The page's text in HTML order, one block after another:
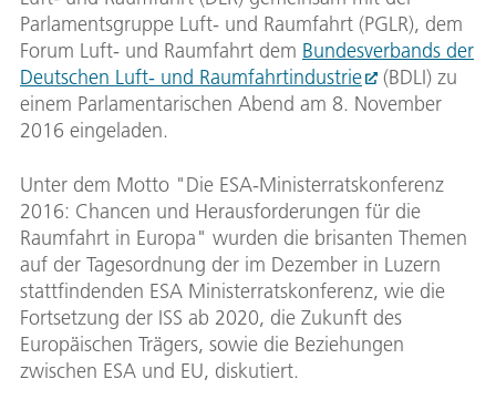
Parlamentsgruppe Luft- und Raumfahrt (PGLR), dem
Forum Luft- und Raumfahrt dem Bundesverbands der
Deutschen Luft- und Raumfahrtindustrie
(BDLI) zu
einem Parlamentarischen Abend am 8. November
2016 eingeladen.
Unter dem Motto "Die ESA-Ministerratskonferenz
2016: Chancen und Herausforderungen für die
Raumfahrt in Europa" wurden die brisanten Themen
auf der Tagesordnung der im Dezember in Luzern
stattfindenden ESA Ministerratskonferenz, wie die
Fortsetzung der ISS ab 2020, die Zukunft des
Europäischen Trägers, sowie die Beziehungen
zwischen ESA und EU, diskutiert.